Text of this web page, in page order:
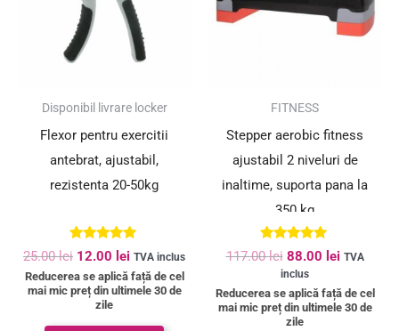
SUPER PREȚ!
Disponibil livrare locker
Flexor pentru exercitii
antebrat, ajustabil,
rezistenta 20-50kg
Evaluat la
5.00
din 5
25.00lei 12.00 lei TVA inclus
Reducerea se aplică față de cel
mai mic preț din ultimele 30 de
zile
SUPER PREȚ!FITNESS
Stepper aerobic fitness
ajustabil 2 niveluri de
inaltime, suporta pana la
350 kg
Evaluat la
5.00
din 5
117.00lei 88.00 lei TVA
inclus
Reducerea se aplică față de cel
mai mic preț din ultimele 30 de
zile